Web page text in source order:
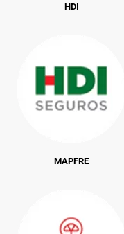
HDI
MAPFRE